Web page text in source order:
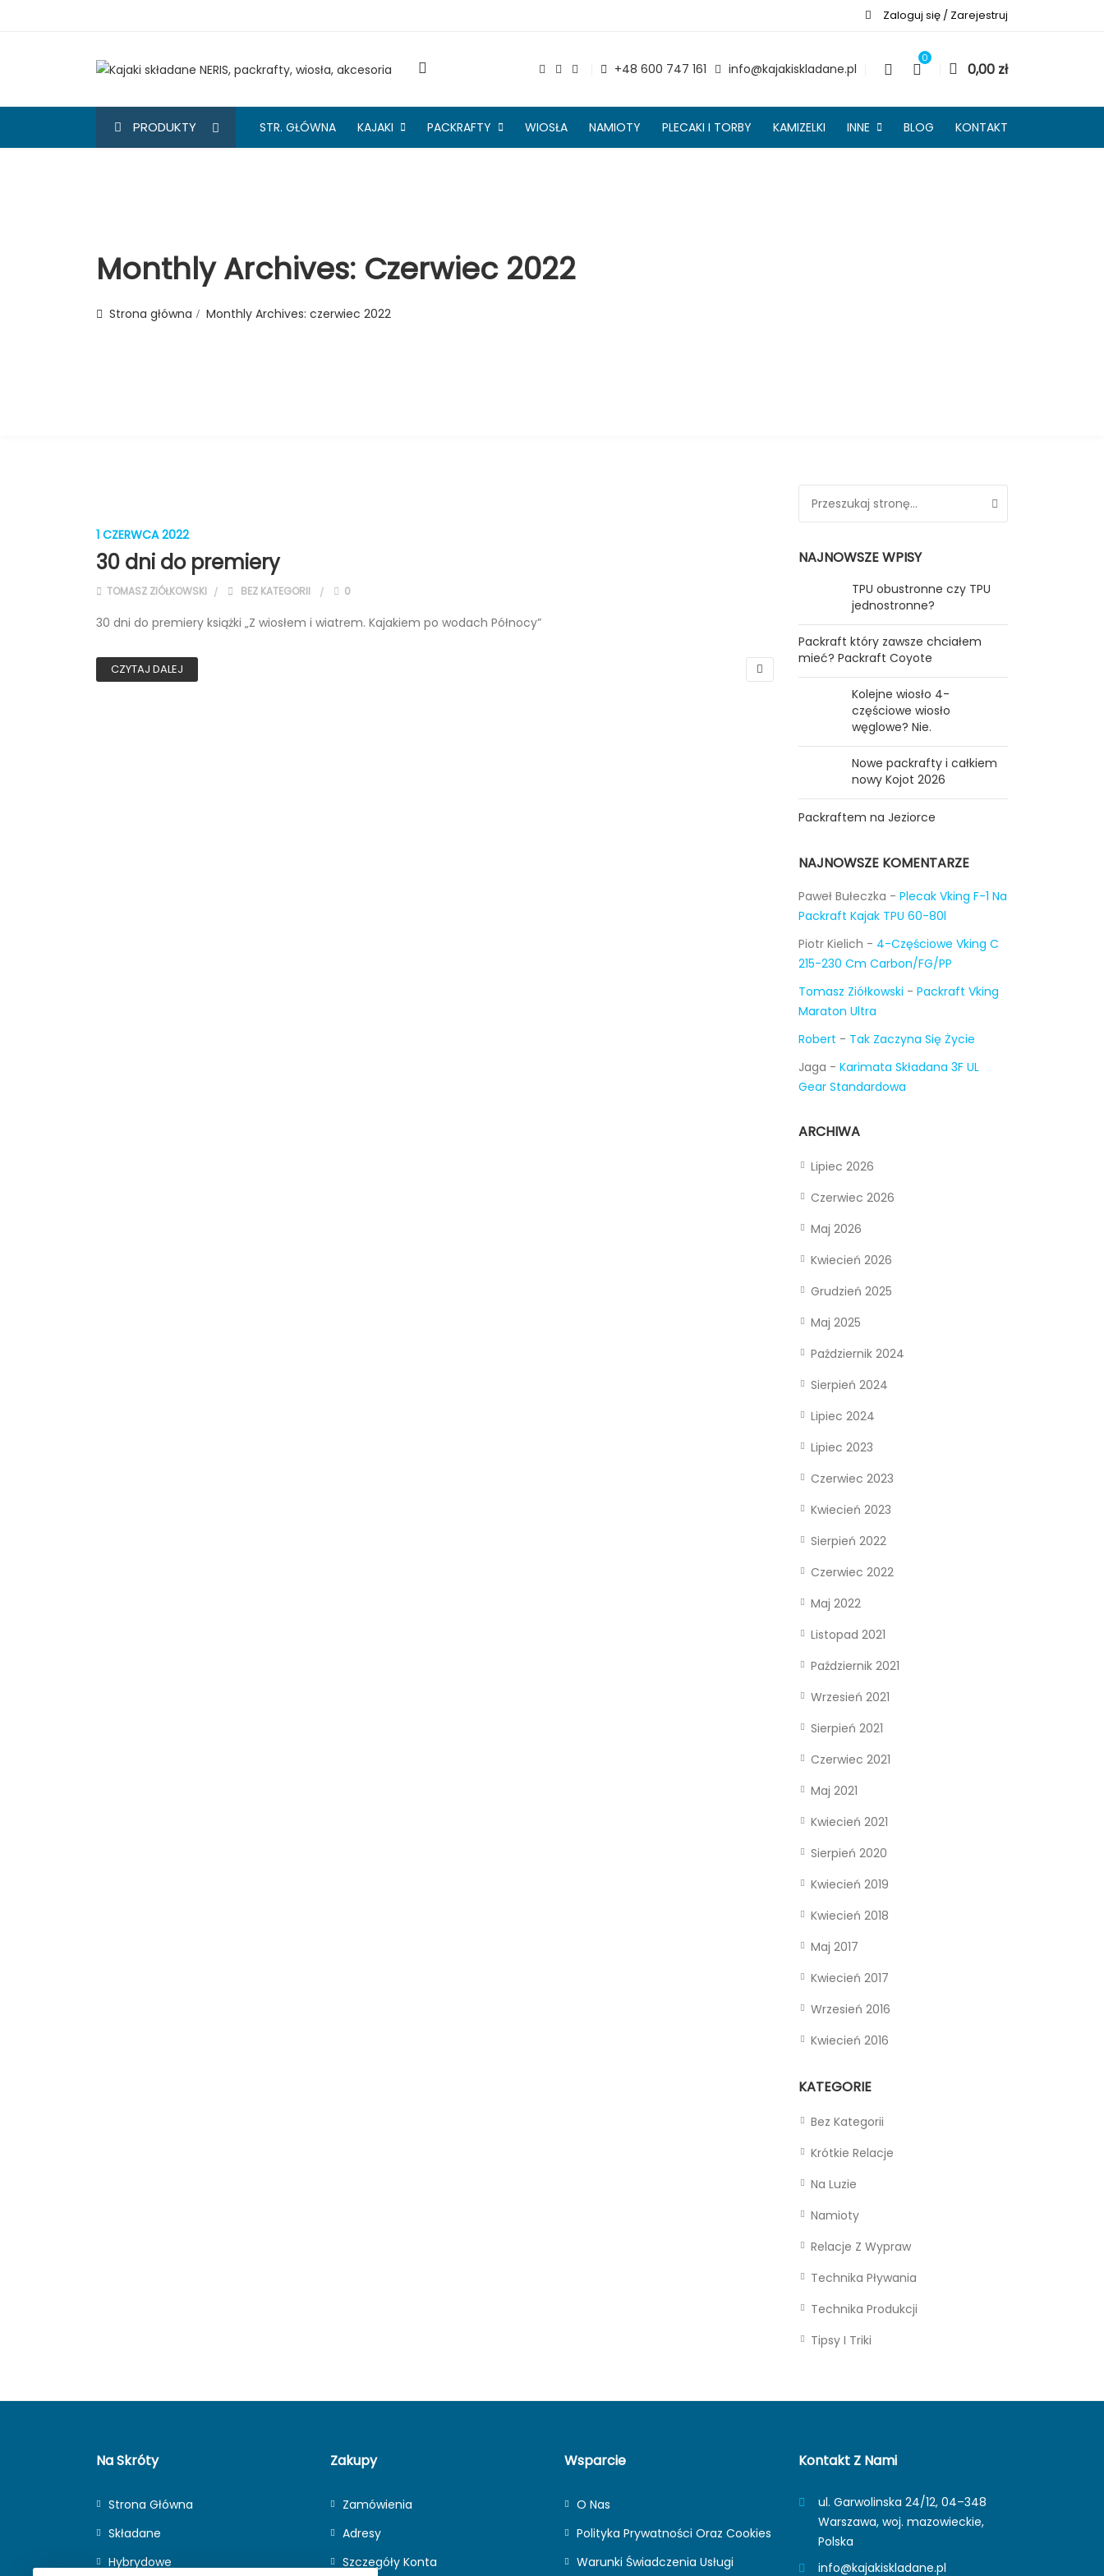
Zaloguj się / Zarejestruj
+48 600 747 161 info@kajakiskladane.pl
0
0,00 zł
PRODUKTY STR. GŁÓWNA KAJAKI PACKRAFTY WIOSŁA NAMIOTY PLECAKI I TORBY KAMIZELKI INNE BLOG KONTAKT
Monthly Archives: Czerwiec 2022
Strona główna Monthly Archives: czerwiec 2022
1 CZERWCA 2022
30 dni do premiery
TOMASZ ZIÓŁKOWSKI BEZ KATEGORII 0
30 dni do premiery książki „Z wiosłem i wiatrem. Kajakiem po wodach Północy”
CZYTAJ DALEJ
NAJNOWSZE WPISY
TPU obustronne czy TPU
jednostronne?
Packraft który zawsze chciałem
mieć? Packraft Coyote
Kolejne wiosło 4-
częściowe wiosło
węglowe? Nie.
Nowe packrafty i całkiem
nowy Kojot 2026
Packraftem na Jeziorce
NAJNOWSZE KOMENTARZE
Paweł Bułeczka - Plecak Vking F-1 Na
Packraft Kajak TPU 60-80l
Piotr Kielich - 4-Częściowe Vking C
215-230 Cm Carbon/FG/PP
Tomasz Ziółkowski - Packraft Vking
Maraton Ultra
Robert - Tak Zaczyna Się Życie
Jaga - Karimata Składana 3F UL
Gear Standardowa
ARCHIWA
Lipiec 2026
Czerwiec 2026
Maj 2026
Kwiecień 2026
Grudzień 2025
Maj 2025
Październik 2024
Sierpień 2024
Lipiec 2024
Lipiec 2023
Czerwiec 2023
Kwiecień 2023
Sierpień 2022
Czerwiec 2022
Maj 2022
Listopad 2021
Październik 2021
Wrzesień 2021
Sierpień 2021
Czerwiec 2021
Maj 2021
Kwiecień 2021
Sierpień 2020
Kwiecień 2019
Kwiecień 2018
Maj 2017
Kwiecień 2017
Wrzesień 2016
Kwiecień 2016
KATEGORIE
Bez Kategorii
Krótkie Relacje
Na Luzie
Namioty
Relacje Z Wypraw
Technika Pływania
Technika Produkcji
Tipsy I Triki
Na Skróty
Strona Główna
Składane
Hybrydowe
Zakupy
Zamówienia
Adresy
Szczegóły Konta
Wsparcie
O Nas
Polityka Prywatności Oraz Cookies
Warunki Świadczenia Usługi
Kontakt Z Nami
ul. Garwolinska 24/12, 04–348
Warszawa, woj. mazowieckie,
Polska
info@kajakiskladane.pl